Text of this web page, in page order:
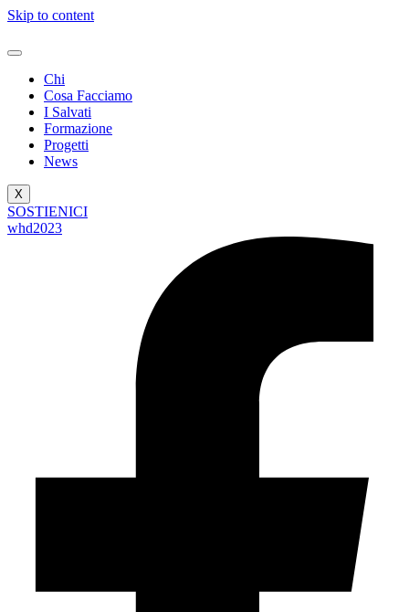
Skip to content
Chi
Cosa Facciamo
I Salvati
Formazione
Progetti
News
X
SOSTIENICI
whd2023